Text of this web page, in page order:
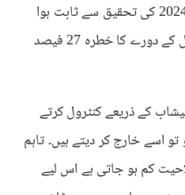
انتہائی خطرناک ہو سکتا ہے۔ 2024 کی تحقیق سے ثابت ہوا
کہ پوٹاشیم سے بھرپور غذا دل کے دورے کا خطرہ 27 فیصد
کے ذریعے کنٹرول کرتے
اسے خارج کر دیتے ہیں۔ تاہم
کم ہو جاتی ہے اس لیے